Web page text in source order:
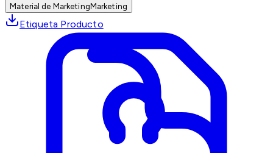
Material de MarketingMarketing
Etiqueta Producto